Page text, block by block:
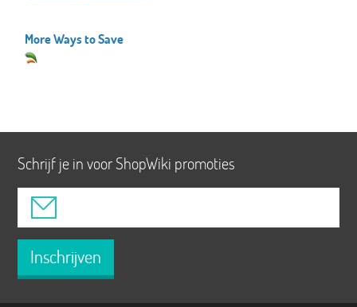
More Ways to Save
Schrijf je in voor ShopWiki promoties
Inschrijven